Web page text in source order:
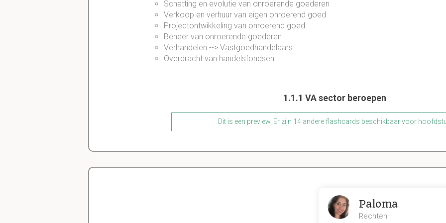
Schatting en evolutie van onroerende goederen
Verkoop en verhuur van eigen onroerend goed
Projectontwikkeling van onroerend goed
Beheer van onroerende goederen
Verhandelen --> Vastgoedhandelaars
Overdracht van handelsfondsen
1.1.1 VA sector beroepen
Dit is een preview. Er zijn 14 andere flashcards beschikbaar voor
Vastgoedmakelaar: Bediende is een zaakvoerder, vennoot?
Paloma
Rechten